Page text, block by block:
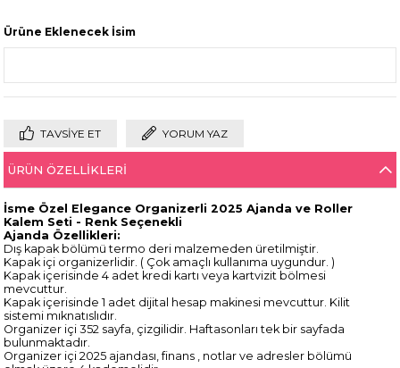
Ürüne Eklenecek İsim
TAVSIYE ET YORUM YAZ
ÜRÜN ÖZELLIKLERI
İsme Özel Elegance Organizerli 2025 Ajanda ve Roller
Kalem Seti - Renk Seçenekli
Ajanda Özellikleri:
Dış kapak bölümü termo deri malzemeden üretilmiştir.
Kapak içi organizerlidir. ( Çok amaçlı kullanıma uygundur. )
Kapak içerisinde 4 adet kredi kartı veya kartvizit bölmesi
mevcuttur.
Kapak içerisinde 1 adet dijital hesap makinesi mevcuttur. Kilit
sistemi mıknatıslıdır.
Organizer içi 352 sayfa, çizgilidir. Haftasonları tek bir sayfada
bulunmaktadır.
Organizer içi 2025 ajandası, finans , notlar ve adresler bölümü